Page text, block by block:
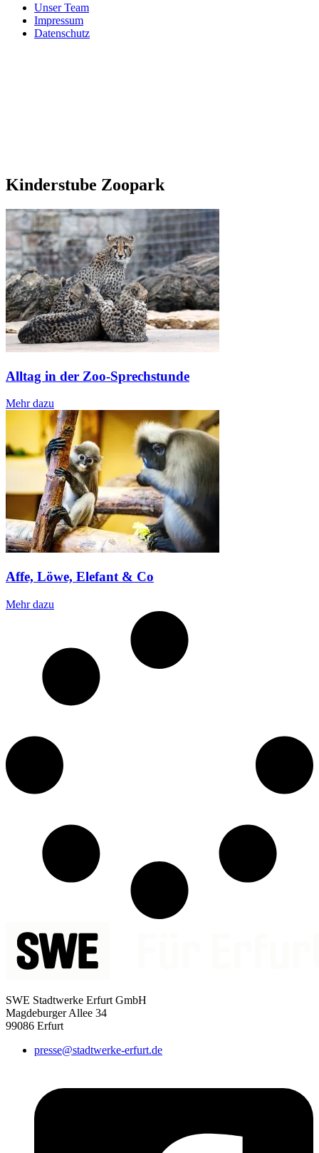
Unser Team
Impressum
Datenschutz
Kinderstube Zoopark
Alltag in der Zoo-Sprechstunde
Mehr dazu
Affe, Löwe, Elefant & Co
Mehr dazu
SWE Stadtwerke Erfurt GmbH
Magdeburger Allee 34
99086 Erfurt
presse@stadtwerke-erfurt.de